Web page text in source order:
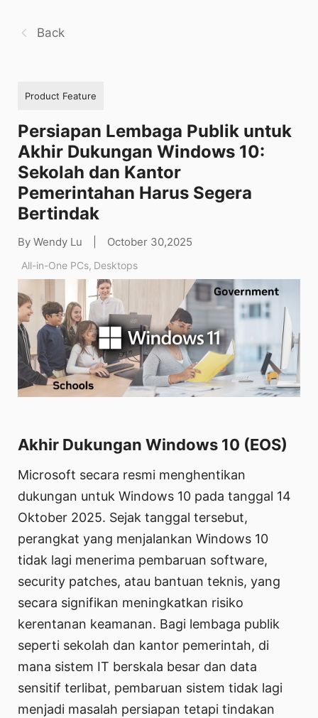
Back
Product Feature
Persiapan Lembaga Publik untuk
Akhir Dukungan Windows 10:
Sekolah dan Kantor
Pemerintahan Harus Segera
Bertindak
By Wendy Lu October 30,2025
All-in-One PCs, Desktops
Akhir Dukungan Windows 10 (EOS)
Microsoft secara resmi menghentikan
dukungan untuk Windows 10 pada tanggal 14
Oktober 2025. Sejak tanggal tersebut,
perangkat yang menjalankan Windows 10
tidak lagi menerima pembaruan software,
security patches, atau bantuan teknis, yang
secara signifikan meningkatkan risiko
kerentanan keamanan. Bagi lembaga publik
seperti sekolah dan kantor pemerintah, di
mana sistem IT berskala besar dan data
sensitif terlibat, pembaruan sistem tidak lagi
menjadi masalah persiapan tetapi tindakan